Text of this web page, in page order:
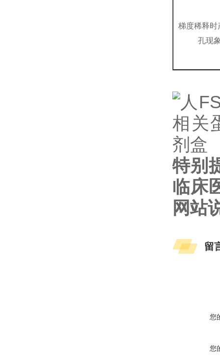
梯度稀释时
孔现
特别
临床
网站
留
您
您